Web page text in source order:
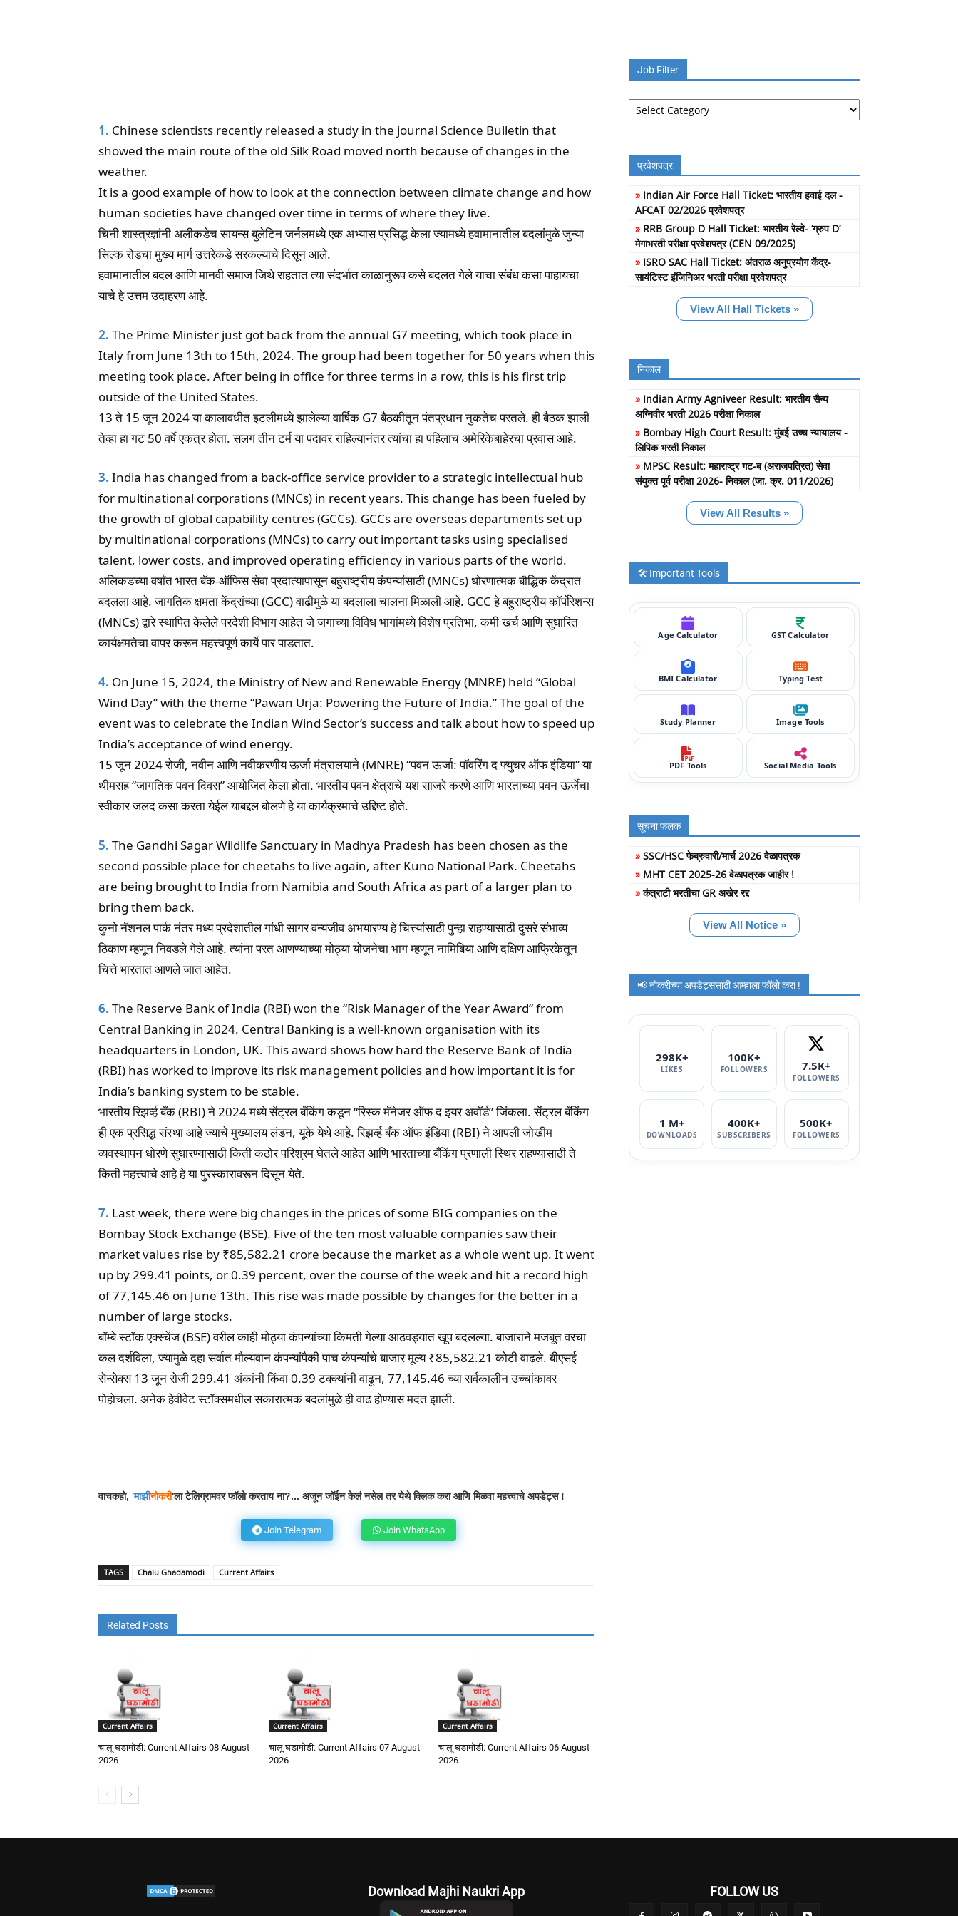
1. Chinese scientists recently released a study in the journal Science Bulletin that
showed the main route of the old Silk Road moved north because of changes in the
weather.
It is a good example of how to look at the connection between climate change and how
human societies have changed over time in terms of where they live.
चिनी शास्त्रज्ञांनी अलीकडेच सायन्स बुलेटिन जर्नलमध्ये एक अभ्यास प्रसिद्ध केला ज्यामध्ये हवामानातील बदलांमुळे जुन्या
सिल्क रोडचा मुख्य मार्ग उत्तरेकडे सरकल्याचे दिसून आले.
हवामानातील बदल आणि मानवी समाज जिथे राहतात त्या संदर्भात काळानुरूप कसे बदलत गेले याचा संबंध कसा पाहायचा
याचे हे उत्तम उदाहरण आहे.
2. The Prime Minister just got back from the annual G7 meeting, which took place in
Italy from June 13th to 15th, 2024. The group had been together for 50 years when this
meeting took place. After being in office for three terms in a row, this is his first trip
outside of the United States.
13 ते 15 जून 2024 या कालावधीत इटलीमध्ये झालेल्या वार्षिक G7 बैठकीतून पंतप्रधान नुकतेच परतले. ही बैठक झाली
तेव्हा हा गट 50 वर्षे एकत्र होता. सलग तीन टर्म या पदावर राहिल्यानंतर त्यांचा हा पहिलाच अमेरिकेबाहेरचा प्रवास आहे.
3. India has changed from a back-office service provider to a strategic intellectual hub
for multinational corporations (MNCs) in recent years. This change has been fueled by
the growth of global capability centres (GCCs). GCCs are overseas departments set up
by multinational corporations (MNCs) to carry out important tasks using specialised
talent, lower costs, and improved operating efficiency in various parts of the world.
अलिकडच्या वर्षांत भारत बॅक-ऑफिस सेवा प्रदात्यापासून बहुराष्ट्रीय कंपन्यांसाठी (MNCs) धोरणात्मक बौद्धिक केंद्रात
बदलला आहे. जागतिक क्षमता केंद्रांच्या (GCC) वाढीमुळे या बदलाला चालना मिळाली आहे. GCC हे बहुराष्ट्रीय कॉर्पोरेशन्स
(MNCs) द्वारे स्थापित केलेले परदेशी विभाग आहेत जे जगाच्या विविध भागांमध्ये विशेष प्रतिभा, कमी खर्च आणि सुधारित
कार्यक्षमतेचा वापर करून महत्त्वपूर्ण कार्ये पार पाडतात.
4. On June 15, 2024, the Ministry of New and Renewable Energy (MNRE) held “Global
Wind Day” with the theme “Pawan Urja: Powering the Future of India.” The goal of the
event was to celebrate the Indian Wind Sector’s success and talk about how to speed up
India’s acceptance of wind energy.
15 जून 2024 रोजी, नवीन आणि नवीकरणीय ऊर्जा मंत्रालयाने (MNRE) “पवन ऊर्जा: पॉवरिंग द फ्युचर ऑफ इंडिया” या
थीमसह “जागतिक पवन दिवस” ​​आयोजित केला होता. भारतीय पवन क्षेत्राचे यश साजरे करणे आणि भारताच्या पवन ऊर्जेचा
स्वीकार जलद कसा करता येईल याबद्दल बोलणे हे या कार्यक्रमाचे उद्दिष्ट होते.
5. The Gandhi Sagar Wildlife Sanctuary in Madhya Pradesh has been chosen as the
second possible place for cheetahs to live again, after Kuno National Park. Cheetahs
are being brought to India from Namibia and South Africa as part of a larger plan to
bring them back.
कुनो नॅशनल पार्क नंतर मध्य प्रदेशातील गांधी सागर वन्यजीव अभयारण्य हे चित्त्यांसाठी पुन्हा राहण्यासाठी दुसरे संभाव्य
ठिकाण म्हणून निवडले गेले आहे. त्यांना परत आणण्याच्या मोठ्या योजनेचा भाग म्हणून नामिबिया आणि दक्षिण आफ्रिकेतून
चित्ते भारतात आणले जात आहेत.
6. The Reserve Bank of India (RBI) won the “Risk Manager of the Year Award” from
Central Banking in 2024. Central Banking is a well-known organisation with its
headquarters in London, UK. This award shows how hard the Reserve Bank of India
(RBI) has worked to improve its risk management policies and how important it is for
India’s banking system to be stable.
भारतीय रिझर्व्ह बँक (RBI) ने 2024 मध्ये सेंट्रल बँकिंग कडून “रिस्क मॅनेजर ऑफ द इयर अवॉर्ड” जिंकला. सेंट्रल बँकिंग
ही एक प्रसिद्ध संस्था आहे ज्याचे मुख्यालय लंडन, यूके येथे आहे. रिझर्व्ह बँक ऑफ इंडिया (RBI) ने आपली जोखीम
व्यवस्थापन धोरणे सुधारण्यासाठी किती कठोर परिश्रम घेतले आहेत आणि भारताच्या बँकिंग प्रणाली स्थिर राहण्यासाठी ते
किती महत्त्वाचे आहे हे या पुरस्कारावरून दिसून येते.
7. Last week, there were big changes in the prices of some BIG companies on the
Bombay Stock Exchange (BSE). Five of the ten most valuable companies saw their
market values rise by ₹85,582.21 crore because the market as a whole went up. It went
up by 299.41 points, or 0.39 percent, over the course of the week and hit a record high
of 77,145.46 on June 13th. This rise was made possible by changes for the better in a
number of large stocks.
बॉम्बे स्टॉक एक्स्चेंज (BSE) वरील काही मोठ्या कंपन्यांच्या किमती गेल्या आठवड्यात खूप बदलल्या. बाजाराने मजबूत वरचा
कल दर्शविला, ज्यामुळे दहा सर्वात मौल्यवान कंपन्यांपैकी पाच कंपन्यांचे बाजार मूल्य ₹85,582.21 कोटी वाढले. बीएसई
सेन्सेक्स 13 जून रोजी 299.41 अंकांनी किंवा 0.39 टक्क्यांनी वाढून, 77,145.46 च्या सर्वकालीन उच्चांकावर
पोहोचला. अनेक हेवीवेट स्टॉक्समधील सकारात्मक बदलांमुळे ही वाढ होण्यास मदत झाली.
वाचकहो, 'माझीनोकरी'ला टेलिग्रामवर फॉलो करताय ना?... अजून जॉईन केलं नसेल तर येथे क्लिक करा आणि मिळवा महत्त्वाचे अपडेट्स !
Join Telegram Join WhatsApp
TAGS Chalu Ghadamodi Current Affairs
Related Posts
Current Affairs
चालू घडामोडी: Current Affairs 08 August
2026
Current Affairs
चालू घडामोडी: Current Affairs 07 August
2026
Current Affairs
चालू घडामोडी: Current Affairs 06 August
2026
Job Filter
Job
Filter
प्रवेशपत्र
» Indian Air Force Hall Ticket: भारतीय हवाई दल -
AFCAT 02/2026 प्रवेशपत्र
» RRB Group D Hall Ticket: भारतीय रेल्वे- ‘ग्रुप D’
मेगाभरती परीक्षा प्रवेशपत्र (CEN 09/2025)
» ISRO SAC Hall Ticket: अंतराळ अनुप्रयोग केंद्र-
सायंटिस्ट इंजिनिअर भरती परीक्षा प्रवेशपत्र
View All Hall Tickets »
निकाल
» Indian Army Agniveer Result: भारतीय सैन्य
अग्निवीर भरती 2026 परीक्षा निकाल
» Bombay High Court Result: मुंबई उच्च न्यायालय -
लिपिक भरती निकाल
» MPSC Result: महाराष्ट्र गट-ब (अराजपत्रित) सेवा
संयुक्त पूर्व परीक्षा 2026- निकाल (जा. क्र. 011/2026)
View All Results »
🛠️ Important Tools
Age Calculator GST Calculator
BMI Calculator Typing Test
Study Planner Image Tools
PDF Tools Social Media Tools
सूचना फलक
» SSC/HSC फेब्रुवारी/मार्च 2026 वेळापत्रक
» MHT CET 2025-26 वेळापत्रक जाहीर !
»कंत्राटी भरतीचा GR अखेर रद्द
View All Notice »
📢 नोकरीच्या अपडेट्ससाठी आम्हाला फॉलो करा !
298K+
LIKES
100K+
FOLLOWERS 7.5K+
FOLLOWERS
1 M+
DOWNLOADS
400K+
SUBSCRIBERS
500K+
FOLLOWERS
Download Majhi Naukri App FOLLOW US